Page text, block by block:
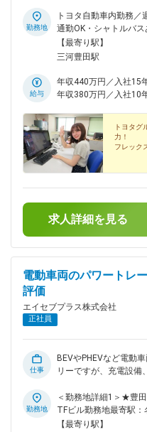
勤務地
トヨタ自動車内勤務
通勤OK・シャトルバ
タ自動車（株）社内ア
り徒歩15分＜リモート
ックスとリモートワー
しながら働けます。※
め、車をお持ちでない
策あり
【最寄り駅】
三河豊田駅
給与
年収440万円／入社15
年収380万円／入社10
トヨタグ
力！
フレック
求人詳細を見る
電動車両のパワートレ
評価
エイセブプラス株式会社
正社員
仕事
BEVやPHEVなど電動
リーですが、充電設備
の課題に対し車両側の
制御の最適化があり、
価を担当して頂ける方
勤務地
＜勤務地詳細1＞★豊
TFビル勤務地最寄駅：
敷地内全面禁煙＜勤務
【最寄り駅】